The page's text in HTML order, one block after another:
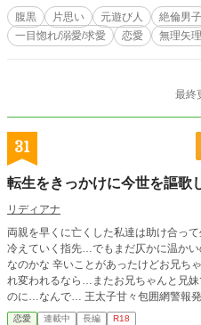
わんこ系だけど実は腹黒の元遊び人騎
話。 ※ムーンでも掲載してます
腹黒 片思い 元遊び人 絶倫男子
一目惚れ/溺愛/求愛
恋愛 無理矢
最終
31
転生をきっかけに今世を謳歌
リディアナ
両親を早くに亡くした私達は助け合っ
冷えていく指先…でもまだ仄かに温か
なのかな 辛いことがあったけどお兄ちゃんが居たから生きてこれた…もし生ま
れ変われるなら…またお兄ちゃんと兄妹でありたいっ
のに…なんで… 王太子甘々包囲網警報発令中！ ※学園に入ると逆ハー入りま
す！ シリアスときどき 感想お待
恋愛 連載中 長編 R18